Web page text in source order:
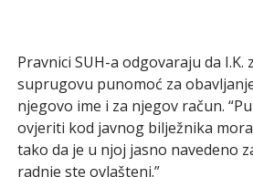
Pravnici SUH-a odgovaraju da
suprugovu punomoć za
njegovo ime i za njegov račun.
ovjeriti kod javnog bilježnika
tako da je u njoj jasno navedeno
radnje ste ovlašteni.”